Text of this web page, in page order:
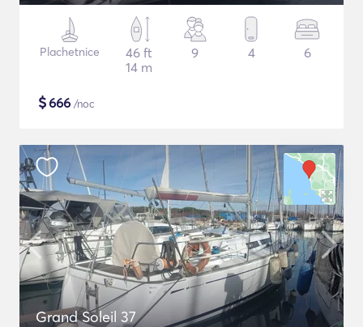
Plachetnice
46 ft
14 m
9 4 6
$666 /noc
Grand Soleil 37